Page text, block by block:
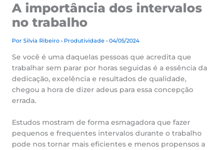
A importância dos intervalos
no trabalho
Por Silvia Ribeiro • Produtividade • 04/05/2024
Se você é uma daquelas pessoas que acredita que
trabalhar sem parar por horas seguidas é a essência da
dedicação, excelência e resultados de qualidade,
chegou a hora de dizer adeus para essa concepção
errada.
Estudos mostram de forma esmagadora que fazer
pequenos e frequentes intervalos durante o trabalho
pode nos tornar mais eficientes e menos propensos a